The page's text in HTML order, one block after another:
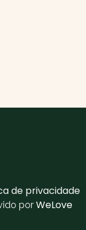
de privacidade
por WeLove